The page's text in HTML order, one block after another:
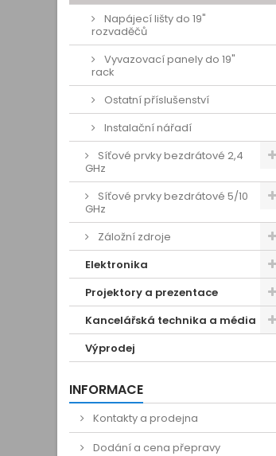
Napájecí lišty do 19"
rozvaděčů
Vyvazovací panely do 19"
rack
Ostatní příslušenství
Instalační nářadí
Síťové prvky bezdrátové 2,4
GHz
Síťové prvky bezdrátové 5/10
GHz
Záložní zdroje
Elektronika
Projektory a prezentace
Kancelářská technika a média
Výprodej
INFORMACE
Kontakty a prodejna
Dodání a cena přepravy